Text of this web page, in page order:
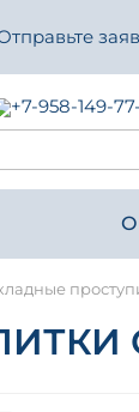
+7-958-149-
О